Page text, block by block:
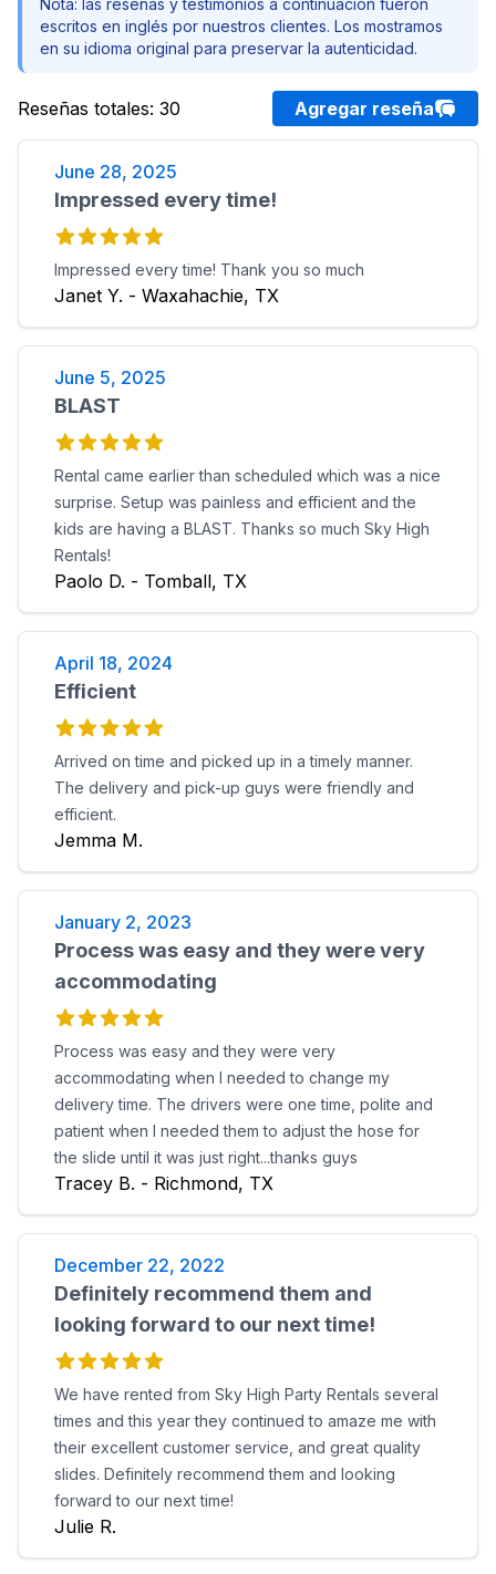
Nota: las reseñas y testimonios a continuación fueron
escritos en inglés por nuestros clientes. Los mostramos
en su idioma original para preservar la autenticidad.
Reseñas totales: 30 Agregar reseña
June 28, 2025
Impressed every time!
Impressed every time! Thank you so much
Janet Y. - Waxahachie, TX
June 5, 2025
BLAST
Rental came earlier than scheduled which was a nice
surprise. Setup was painless and efficient and the
kids are having a BLAST. Thanks so much Sky High
Rentals!
Paolo D. - Tomball, TX
April 18, 2024
Efficient
Arrived on time and picked up in a timely manner.
The delivery and pick-up guys were friendly and
efficient.
Jemma M.
January 2, 2023
Process was easy and they were very
accommodating
Process was easy and they were very
accommodating when I needed to change my
delivery time. The drivers were one time, polite and
patient when I needed them to adjust the hose for
the slide until it was just right...thanks guys
Tracey B. - Richmond, TX
December 22, 2022
Definitely recommend them and
looking forward to our next time!
We have rented from Sky High Party Rentals several
times and this year they continued to amaze me with
their excellent customer service, and great quality
slides. Definitely recommend them and looking
forward to our next time!
Julie R.